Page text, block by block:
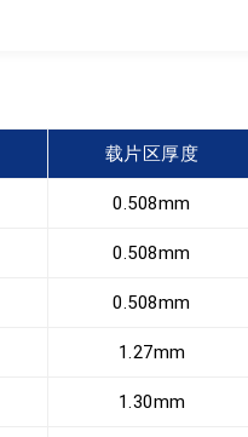
载片区厚度
0.508mm
0.508mm
0.508mm
1.27mm
1.30mm